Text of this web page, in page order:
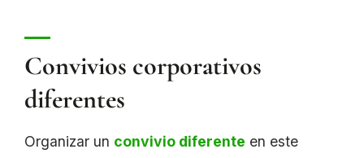
Convivios corporativos
diferentes
Organizar un convivio diferente en este